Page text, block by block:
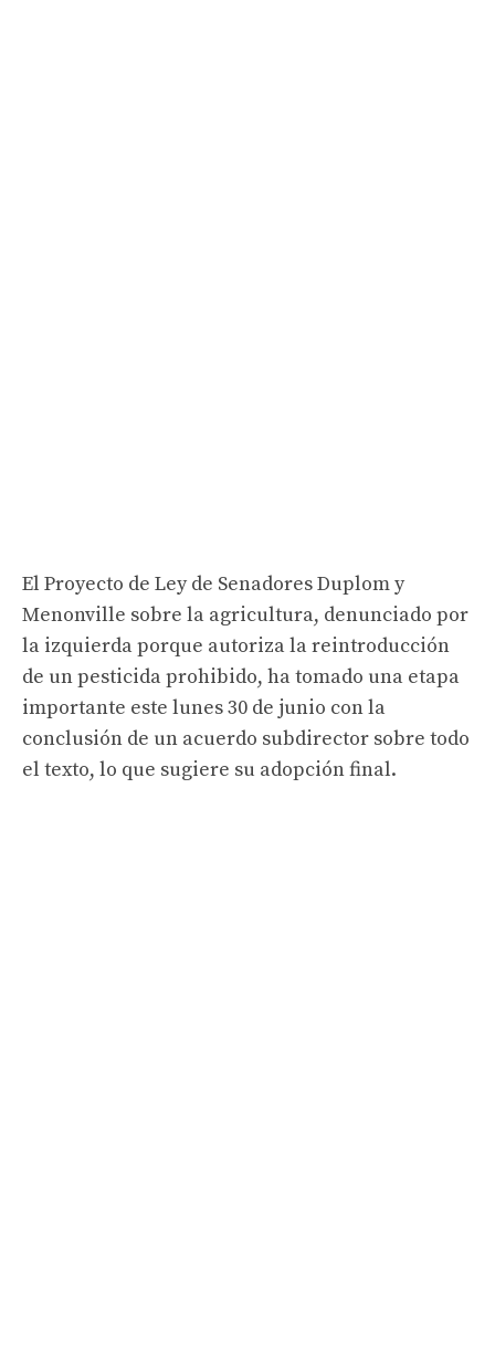
El Proyecto de Ley de Senadores Duplom y
Menonville sobre la agricultura, denunciado por
la izquierda porque autoriza la reintroducción
de un pesticida prohibido, ha tomado una etapa
importante este lunes 30 de junio con la
conclusión de un acuerdo subdirector sobre todo
el texto, lo que sugiere su adopción final.